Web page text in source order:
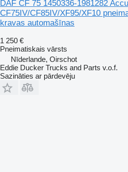
DAF CF 75 1450336-1981282
CF75IV/CF85IV/XF95/XF10
kravas automašīnas
1 250 €
Pneimatiskais vārsts
Nīderlande, Oirschot
Eddie Ducker Trucks and Parts v.o.f.
Sazināties ar pārdevēju